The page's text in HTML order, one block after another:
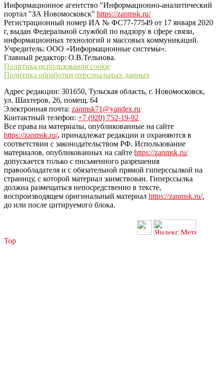
Информационное агентство "Информационно-аналитический
портал "ЗА Новомосковск" https://zanmsk.ru/
Регистрационный номер ИА № ФС77-77549 от 17 января 2020
г, выдан Федеральной службой по надзору в сфере связи,
информационных технологий и массовых коммуникаций.
Учредитель: ООО «Информационные системы».
Главный редактор: О.В.Тельнова.
Политика использования cookie
Политика обработки персональных данных
Адрес редакции: 301650, Тульская область, г. Новомосковск,
ул. Шахтеров, 26, помещ. 64
Электронная почта: zanmsk71@yandex.ru
Контактный телефон: +7 (920) 752-19-92
Все права на материалы, опубликованные на сайте
https://zanmsk.ru/, принадлежат редакции и охраняются в
соответствии с законодательством РФ. Использование
материалов, опубликованных на сайте https://zanmsk.ru/
допускается только с письменного разрешения
правообладателя и с обязательной прямой гиперссылкой на
страницу, с которой материал заимствован. Гиперссылка
должна размещаться непосредственно в тексте,
воспроизводящем оригинальный материал https://zanmsk.ru/,
до или после цитируемого блока.
Top